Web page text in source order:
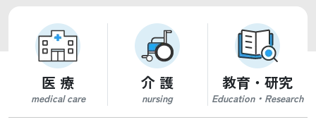
医 療
medical care
介 護
nursing
教育・研究
Education・Research